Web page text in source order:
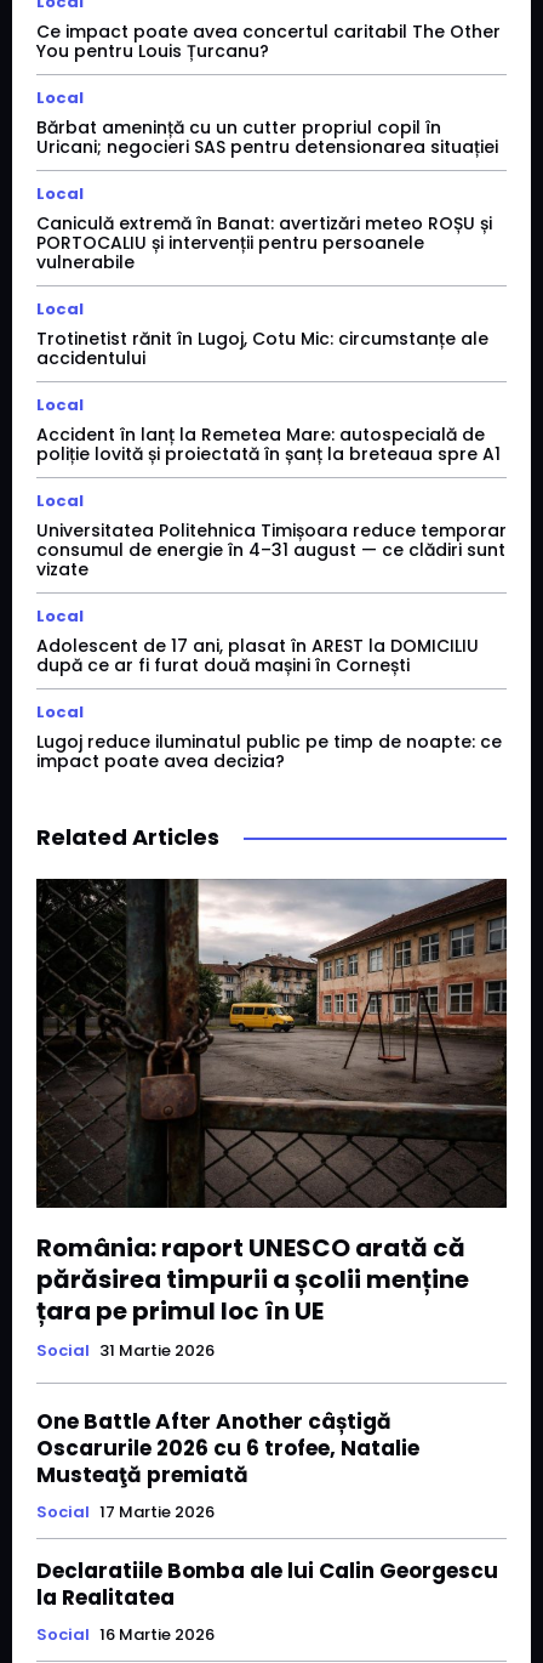
Ce impact poate avea concertul caritabil The Other
You pentru Louis Țurcanu?
Local
Bărbat amenință cu un cutter propriul copil în
Uricani; negocieri SAS pentru detensionarea situației
Local
Caniculă extremă în Banat: avertizări meteo ROȘU și
PORTOCALIU și intervenții pentru persoanele
vulnerabile
Local
Trotinetist rănit în Lugoj, Cotu Mic: circumstanțe ale
accidentului
Local
Accident în lanț la Remetea Mare: autospecială de
poliție lovită și proiectată în șanț la breteaua spre A1
Local
Universitatea Politehnica Timișoara reduce temporar
consumul de energie în 4–31 august — ce clădiri sunt
vizate
Local
Adolescent de 17 ani, plasat în AREST la DOMICILIU
după ce ar fi furat două mașini în Cornești
Local
Lugoj reduce iluminatul public pe timp de noapte: ce
impact poate avea decizia?
Related Articles
România: raport UNESCO arată că
părăsirea timpurii a școlii menține
țara pe primul loc în UE
Social 31 Martie 2026
One Battle After Another câștigă
Oscarurile 2026 cu 6 trofee, Natalie
Musteaţă premiată
Social 17 Martie 2026
Declaratiile Bomba ale lui Calin Georgescu
la Realitatea
Social 16 Martie 2026